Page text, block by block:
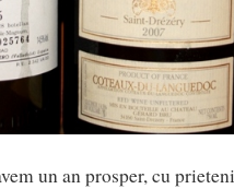
un an prosper, cu